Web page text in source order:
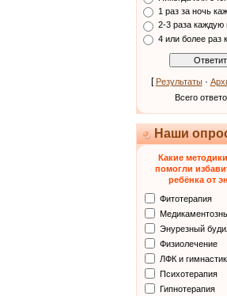
1 раз за ночь
2-3 раза каждую
4 или более раз
[ Результаты·
Всего
Наши
Какие
помогли
ребёнка от
Фитотерапия
Энурезный
Физиолечение
ЛФК и
Психотерапия
Гипнотерапия